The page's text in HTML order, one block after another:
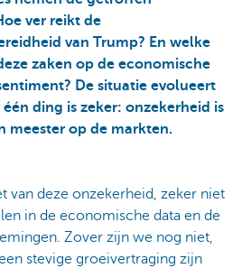
ver reikt de
van Trump? En welke
zaken op de economische
De situatie evolueert
ding is zeker: onzekerheid is
meester op de markten.
van deze onzekerheid, zeker niet
in de economische data en de
Zover zijn we nog niet,
stevige groeivertraging zijn